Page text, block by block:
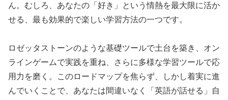
ん。むしろ、あなたの「好き」という情熱を最大限に活か
せる、最も効果的で楽しい学習方法の一つです。
ロゼッタストーンのような基礎ツールで土台を築き、オン
ラインゲームで実践を重ね、さらに多様な学習ツールで応
用力を磨く。このロードマップを焦らず、しかし着実に進
んでいくことで、あなたは間違いなく「英語が話せる」自